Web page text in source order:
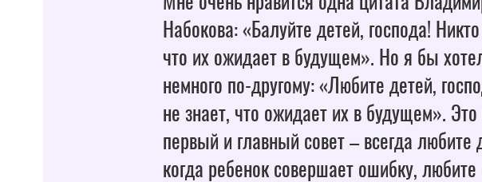
Набокова: «Балуйте детей, господа!
что их ожидает в будущем». Но я бы
немного по-другому: «Любите детей,
не знает, что ожидает их в будущем».
первый и главный совет – всегда любите
когда ребенок совершает ошибку,